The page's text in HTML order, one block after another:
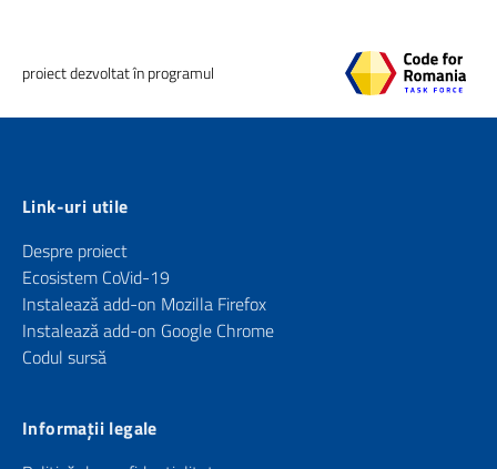
proiect dezvoltat în programul
Link-uri utile
Despre proiect
Ecosistem CoVid-19
Instalează add-on Mozilla Firefox
Instalează add-on Google Chrome
Codul sursă
Informații legale